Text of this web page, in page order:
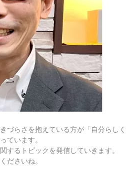
づらさを抱えている方が「自分らしく
ています。
するトピックを発信していきます。
ださいね。